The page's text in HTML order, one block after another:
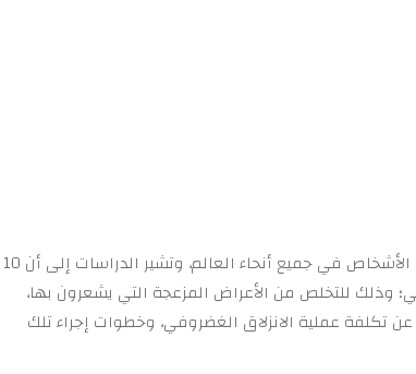
الانزلاق الغضروفي هي حالة شائعة تؤثر على العديد من الأشخاص في جميع أنحاء العالم، وتشير الدراسات إلى أن 10
وذلك للتخلص من الأعراض المزعجة التي يشعرون بها،
تكلفة عملية الانزلاق الغضروفي، وخطوات إجراء تلك